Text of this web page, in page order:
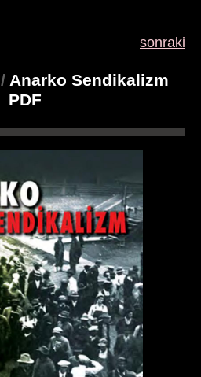
sonraki
/Anarko Sendikalizm
PDF